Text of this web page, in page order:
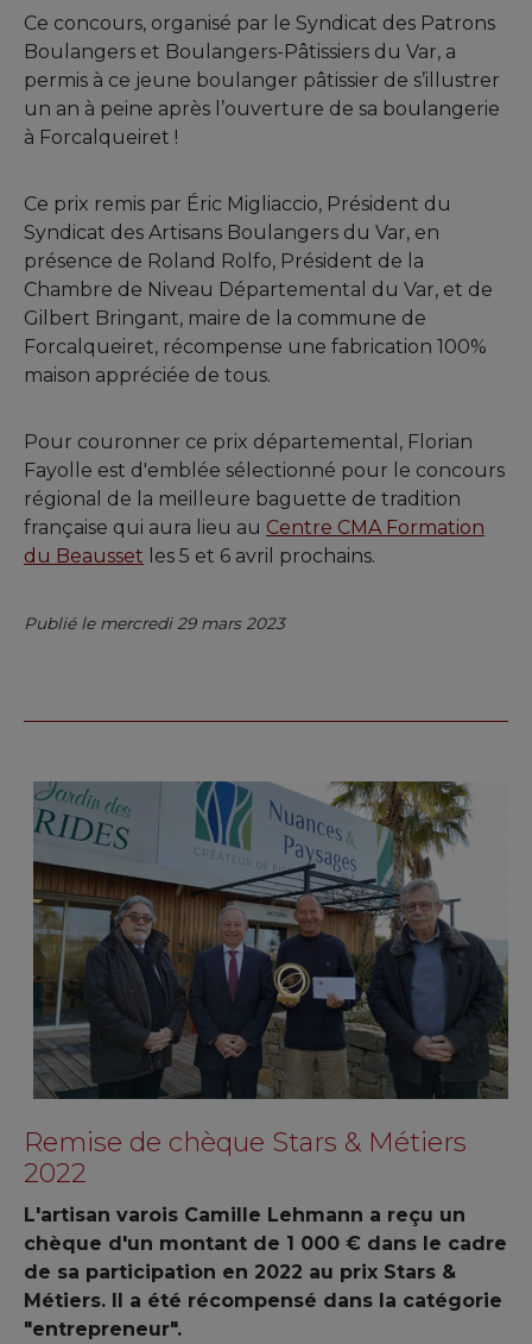
Ce concours, organisé par le Syndicat des Patrons
Boulangers et Boulangers-Pâtissiers du Var, a
permis à ce jeune boulanger pâtissier de s’illustrer
un an à peine après l’ouverture de sa boulangerie
à Forcalqueiret !
Ce prix remis par Éric Migliaccio, Président du
Syndicat des Artisans Boulangers du Var, en
présence de Roland Rolfo, Président de la
Chambre de Niveau Départemental du Var, et de
Gilbert Bringant, maire de la commune de
Forcalqueiret, récompense une fabrication 100%
maison appréciée de tous.
Pour couronner ce prix départemental, Florian
Fayolle est d'emblée sélectionné pour le concours
régional de la meilleure baguette de tradition
française qui aura lieu au Centre CMA Formation
du Beausset les 5 et 6 avril prochains.
Publié le mercredi 29 mars 2023
Remise de chèque Stars & Métiers
2022
L'artisan varois Camille Lehmann a reçu un
chèque d'un montant de 1 000 € dans le cadre
de sa participation en 2022 au prix Stars &
Métiers. Il a été récompensé dans la catégorie
"entrepreneur".